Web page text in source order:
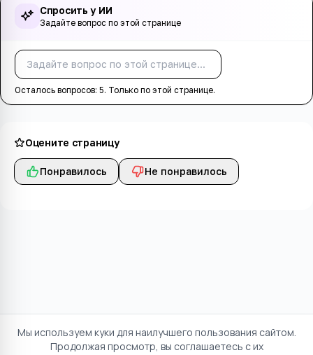
Спросить у ИИ
Задайте вопрос по этой странице
Осталось вопросов: 5. Только по этой странице.
Оцените страницу
Понравилось Не понравилось
Мы используем куки для наилучшего пользования сайтом.
Продолжая просмотр, вы соглашаетесь с их